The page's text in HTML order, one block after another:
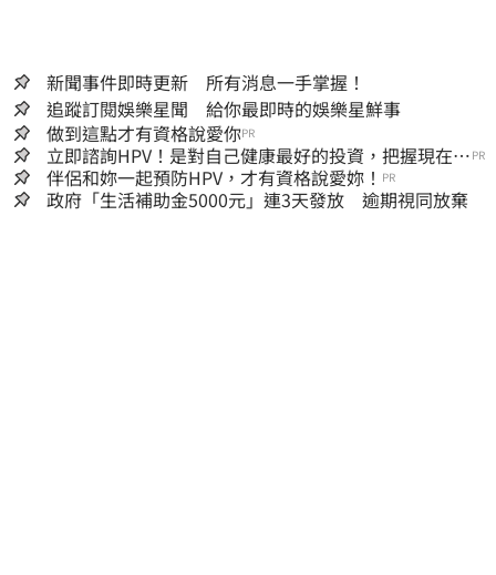
新聞事件即時更新 所有消息一手掌握！
追蹤訂閱娛樂星聞 給你最即時的娛樂星鮮事
做到這點才有資格說愛你PR
立即諮詢HPV！是對自己健康最好的投資，把握現在不
嫌晚！
PR
伴侶和妳一起預防HPV，才有資格說愛妳！ PR
政府「生活補助金5000元」連3天發放 逾期視同放棄